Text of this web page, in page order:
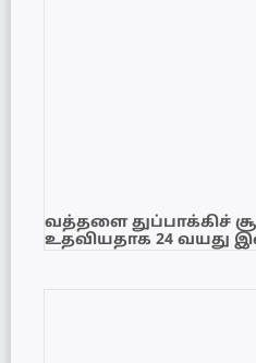
வத்தளை துப்பாக்கிச்
உதவியதாக 24 வயது